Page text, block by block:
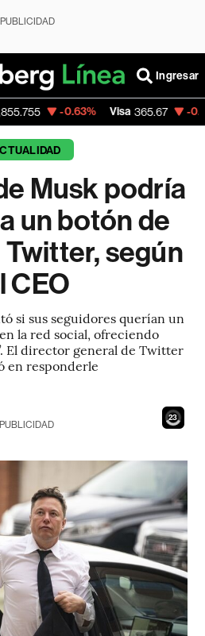
PUBLICIDAD
Ingresar
Visa 365.67 -0.13%
Musk podría
un botón de
según
CEO
si sus seguidores querían un
la red social, ofreciendo
El director general de Twitter
en responderle
21
PUBLICIDAD